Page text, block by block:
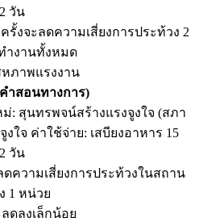
วัน
รั้งจะลดความเสี่ยงการประท้วง 2
ำงานทั้งหมด
หภาพแรงงาน
ำสอนทางการ)
: สุนทรพจน์สร้างแรงจูงใจ (สภา
งใจ ค่าใช้จ่าย: เสบียงอาหาร 15
วัน
ลดความเสี่ยงการประท้วงในสถาน
1 หน่วย
ดลงเล็กน้อย